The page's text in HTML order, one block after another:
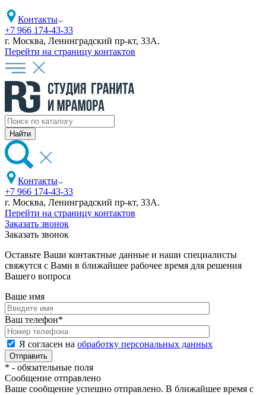
Контакты
+7 966 174-43-33
г. Москва, Ленинградский пр-кт, 33А.
Перейти на страницу контактов
Контакты
+7 966 174-43-33
г. Москва, Ленинградский пр-кт, 33А.
Перейти на страницу контактов
Заказать звонок
Заказать звонок
Оставьте Ваши контактные данные и наши специалисты
свяжутся с Вами в ближайшее рабочее время для решения
Вашего вопроса
Ваше имя
Ваш телефон*
Я согласен на обработку персональных данных
* - обязательные поля
Сообщение отправлено
Ваше сообщение успешно отправлено. В ближайшее время с